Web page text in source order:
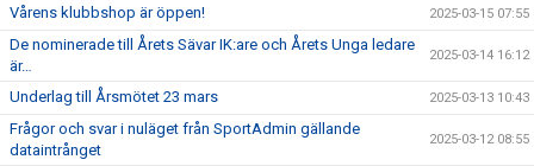
Vårens klubbshop är öppen! 2025-03-15 07:55
De nominerade till Årets Sävar IK:are och Årets Unga ledare
är…
2025-03-14 16:12
Underlag till Årsmötet 23 mars 2025-03-13 10:43
Frågor och svar i nuläget från SportAdmin gällande
dataintrånget
2025-03-12 08:55